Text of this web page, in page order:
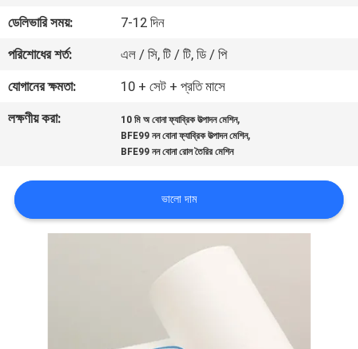
গুণগত
মান
নিয়ন্ত্রণ
যোগাযোগ
খবর
ডেলিভারি সময়:
7-12 দিন
পরিশোধের শর্ত:
এল / সি, টি / টি, ডি / পি
যোগানের ক্ষমতা:
10 + সেট + প্রতি মাসে
লক্ষণীয় করা:
10 মি অ বোনা ফ্যাব্রিক উত্পাদন মেশিন,
BFE99 নন বোনা ফ্যাব্রিক উত্পাদন মেশিন,
BFE99 নন বোনা রোল তৈরির মেশিন
ভালো দাম